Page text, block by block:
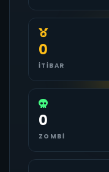
0
İTIBAR
0
ZOMBI